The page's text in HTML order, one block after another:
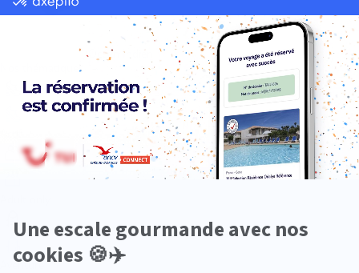
Océan Indien
Nos thématiques
Aventure